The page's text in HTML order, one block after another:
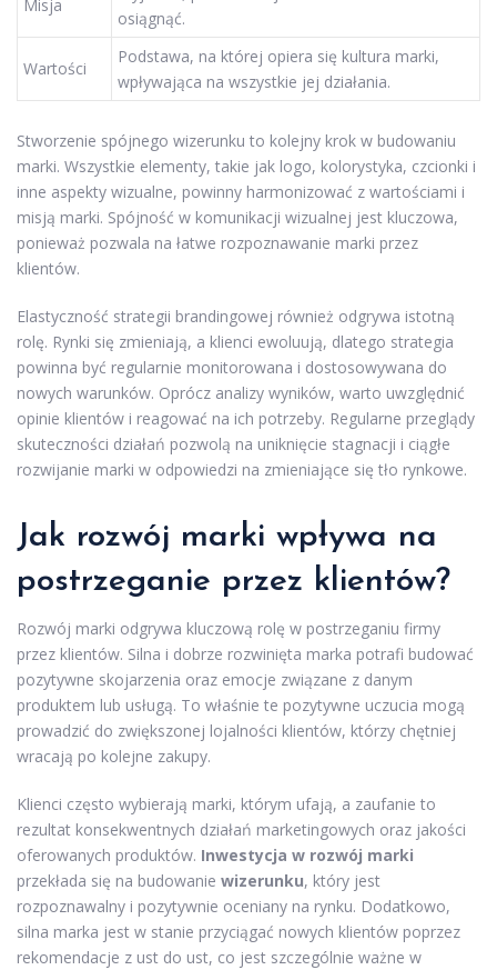
Misja
osiągnąć.
Wartości
Podstawa, na której opiera się kultura marki,
wpływająca na wszystkie jej działania.
Stworzenie spójnego wizerunku to kolejny krok w budowaniu
marki. Wszystkie elementy, takie jak logo, kolorystyka, czcionki i
inne aspekty wizualne, powinny harmonizować z wartościami i
misją marki. Spójność w komunikacji wizualnej jest kluczowa,
ponieważ pozwala na łatwe rozpoznawanie marki przez
klientów.
Elastyczność strategii brandingowej również odgrywa istotną
rolę. Rynki się zmieniają, a klienci ewoluują, dlatego strategia
powinna być regularnie monitorowana i dostosowywana do
nowych warunków. Oprócz analizy wyników, warto uwzględnić
opinie klientów i reagować na ich potrzeby. Regularne przeglądy
skuteczności działań pozwolą na uniknięcie stagnacji i ciągłe
rozwijanie marki w odpowiedzi na zmieniające się tło rynkowe.
Jak rozwój marki wpływa na
postrzeganie przez klientów?
Rozwój marki odgrywa kluczową rolę w postrzeganiu firmy
przez klientów. Silna i dobrze rozwinięta marka potrafi budować
pozytywne skojarzenia oraz emocje związane z danym
produktem lub usługą. To właśnie te pozytywne uczucia mogą
prowadzić do zwiększonej lojalności klientów, którzy chętniej
wracają po kolejne zakupy.
Klienci często wybierają marki, którym ufają, a zaufanie to
rezultat konsekwentnych działań marketingowych oraz jakości
oferowanych produktów. Inwestycja w rozwój marki
przekłada się na budowanie wizerunku, który jest
rozpoznawalny i pozytywnie oceniany na rynku. Dodatkowo,
silna marka jest w stanie przyciągać nowych klientów poprzez
rekomendacje z ust do ust, co jest szczególnie ważne w